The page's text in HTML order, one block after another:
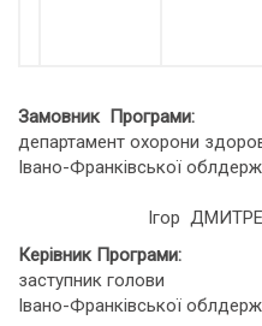
Замовник Програми:
департамент охорони
Івано-Франківської
Ігор
Керівник Програми:
заступник голови
Івано-Франківської